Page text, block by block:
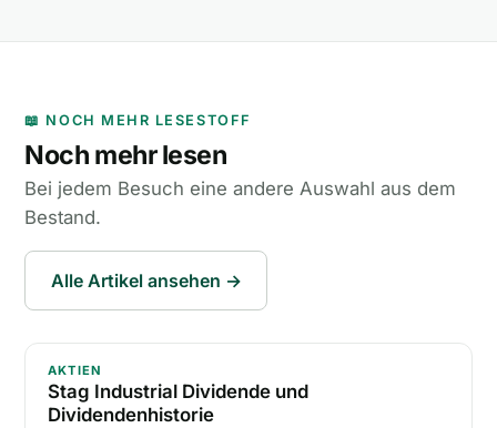
📖 NOCH MEHR LESESTOFF
Noch mehr lesen
Bei jedem Besuch eine andere Auswahl aus dem
Bestand.
Alle Artikel ansehen →
Stag Industrial Dividende und Dividendenhistorie
AKTIEN
Stag Industrial Dividende und
Dividendenhistorie